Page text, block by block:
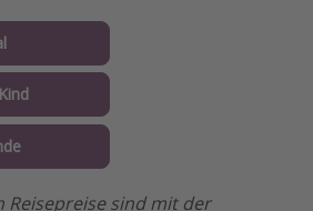
Reisepreise sind mit der